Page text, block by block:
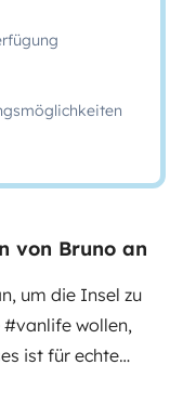
von Bruno an
um die Insel zu
#vanlife wollen,
ist für echte
überall auf der